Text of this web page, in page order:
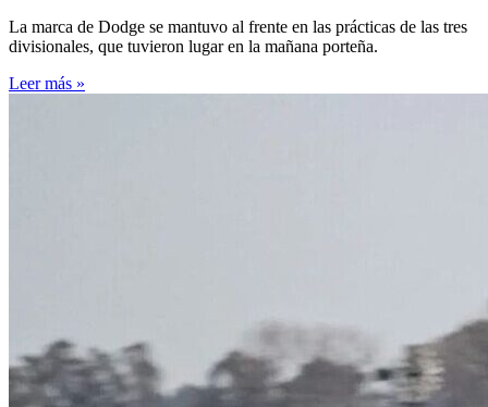
La marca de Dodge se mantuvo al frente en las prácticas de las tres
divisionales, que tuvieron lugar en la mañana porteña.
Leer más »